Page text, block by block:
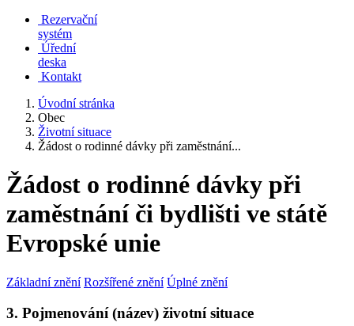
Rezervační
systém
Úřední
deska
Kontakt
Úvodní stránka
Obec
Životní situace
Žádost o rodinné dávky při zaměstnání...
Žádost o rodinné dávky při
zaměstnání či bydlišti ve státě
Evropské unie
Základní znění Rozšířené znění Úplné znění
3. Pojmenování (název) životní situace